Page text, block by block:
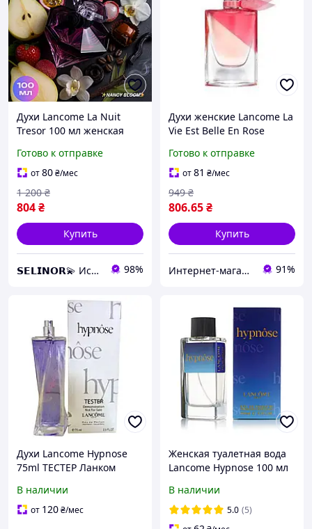
Духи Lancome La Nuit
Tresor 100 мл женская
нотами груши и черной
розы Парфюмы Ланчом
Ла Нюи Трезор 100мл
Готово к отправке
от80₴/мес
804₴
1 200 ₴
Купить
𝗦𝗘𝗟𝗜𝗡𝗢𝗥💫 Искусство аромата 98%
Духи женские Lancome La
Vie Est Belle En Rose
Эст Бель Ен Розе (Тестер)
100 мл all К
Готово к отправке
от81 ₴/мес
806.65₴
949 ₴
Купить
Интернет-магазин Allegoriya 91%
Духи Lancome Hypnose
75ml ТЕСТЕР Ланком
В наличии
от 120₴/мес
Женская туалетная вода
Lancome Hypnose 100 мл
В наличии
5.0 (5)